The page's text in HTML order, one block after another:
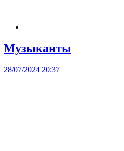
Музыканты
28/07/2024 20:37